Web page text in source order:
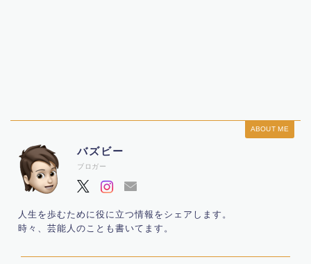
ABOUT ME
バズビー
ブロガー
人生を歩むために役に立つ情報をシェアします。
時々、芸能人のことも書いてます。